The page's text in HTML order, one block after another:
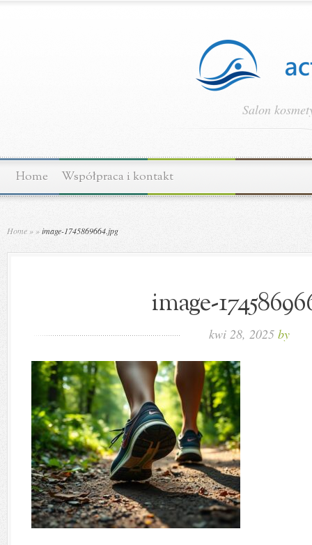
Salon
Home Współpraca i kontakt
Home » »image-1745869664.jpg
image-
kwi 28, 2025 by